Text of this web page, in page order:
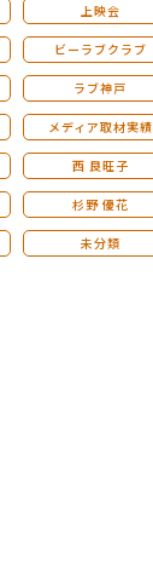
上映会
ビーラブクラブ
ラブ神戸
メディア取材実績
西 良旺子
杉野 優花
未分類